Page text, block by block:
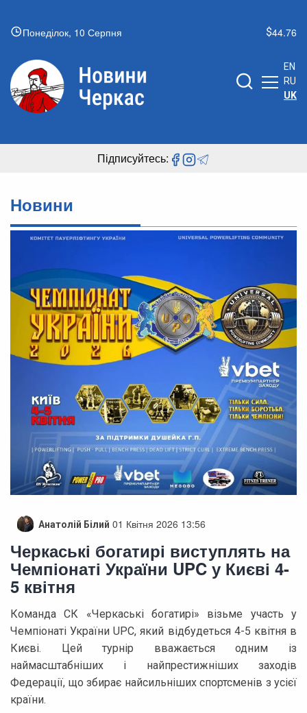
Понеділок, 10 Серпня 44.76
EN
RU
UK
Підписуйтесь:
Новини
Анатолій Білий 01 Квітня 2026 13:56
Черкаські богатирі виступлять на
Чемпіонаті України UPC у Києві 4-
5 квітня
Команда СК «Черкаські богатирі» візьме участь у
Чемпіонаті України UPC, який відбудеться 4-5 квітня в
Києві. Цей турнір вважається одним із
наймасштабніших і найпрестижніших заходів
Федерації, що збирає найсильніших спортсменів з усієї
країни.